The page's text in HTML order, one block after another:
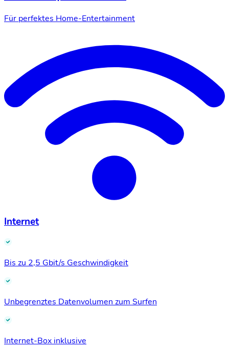
Für perfektes Home-Entertainment
Internet
Bis zu 2,5 Gbit/s Geschwindigkeit
Unbegrenztes Datenvolumen zum Surfen
Internet-Box inklusive